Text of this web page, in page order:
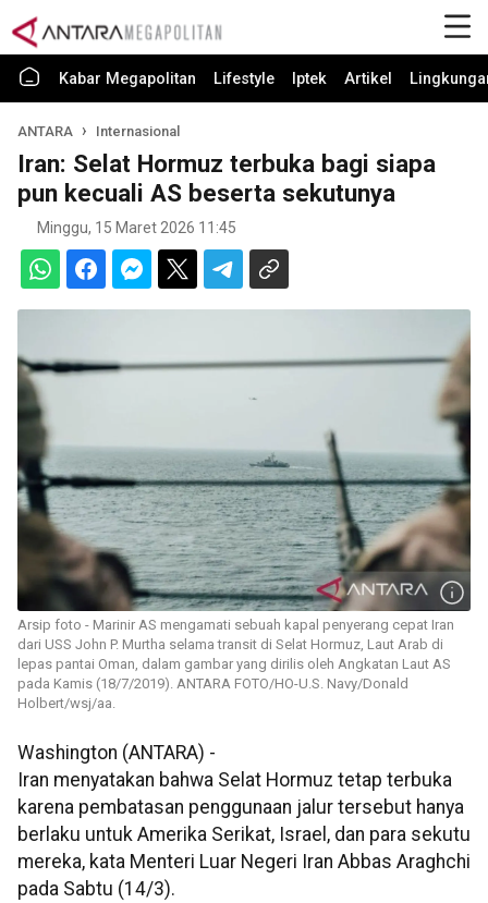
Kabar Megapolitan Lifestyle Iptek Artikel
ANTARA Internasional
Iran: Selat Hormuz terbuka bagi siapa
pun kecuali AS beserta sekutunya
Minggu, 15 Maret 2026 11:45
Arsip foto - Marinir AS mengamati sebuah kapal penyerang cepat Iran
dari USS John P. Murtha selama transit di Selat Hormuz, Laut Arab di
lepas pantai Oman, dalam gambar yang dirilis oleh Angkatan Laut AS
pada Kamis (18/7/2019). ANTARA FOTO/HO-U.S. Navy/Donald
Holbert/wsj/aa.
Washington (ANTARA) -
Iran menyatakan bahwa Selat Hormuz tetap terbuka
karena pembatasan penggunaan jalur tersebut hanya
berlaku untuk Amerika Serikat, Israel, dan para sekutu
mereka, kata Menteri Luar Negeri Iran Abbas Araghchi
pada Sabtu (14/3).